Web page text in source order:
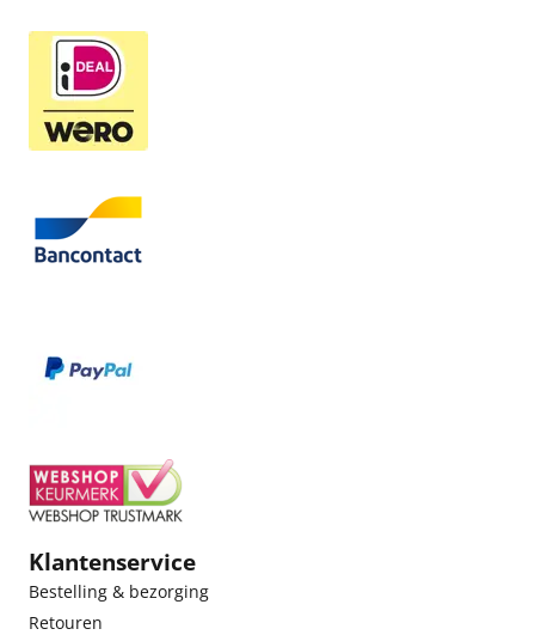
Klantenservice
Bestelling & bezorging
Retouren